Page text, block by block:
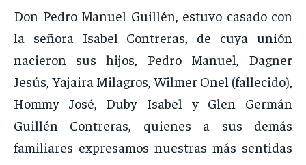
Don Pedro Manuel Guillén, estuvo casado con
la señora Isabel Contreras, de cuya unión
nacieron sus hijos, Pedro Manuel, Dagner
Jesús, Yajaira Milagros, Wilmer Onel (fallecido),
Hommy José, Duby Isabel y Glen Germán
Guillén Contreras, quienes a sus demás
familiares expresamos nuestras más sentidas